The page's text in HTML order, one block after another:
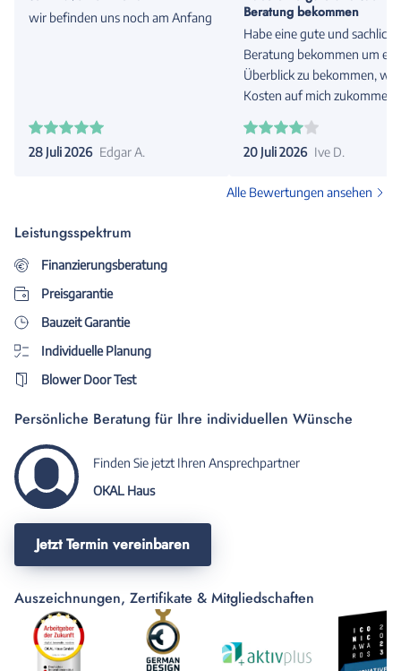
wir befinden uns noch am Anfang
28 Juli 2026 Edgar A.
Beratung bekommen
Habe eine gute und sachliche
Beratung bekommen um
Überblick zu bekommen,
Kosten auf mich zukommen
Berater auf meine Wünsche
eingegangen und versuchte
einen optionalen Preis zu
20 Juli 2026 Ive D.
Alle Bewertungen ansehen
Leistungsspektrum
Finanzierungsberatung
Preisgarantie
Bauzeit Garantie
Individuelle Planung
Blower Door Test
Persönliche Beratung für Ihre individuellen Wünsche
Finden Sie jetzt Ihren Ansprechpartner
OKAL Haus
Jetzt Termin vereinbaren
Auszeichnungen, Zertifikate & Mitgliedschaften